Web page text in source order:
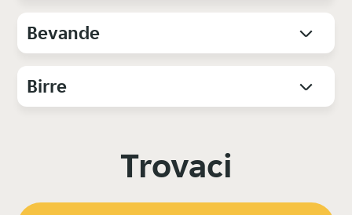
Bevande
Birre
Trovaci